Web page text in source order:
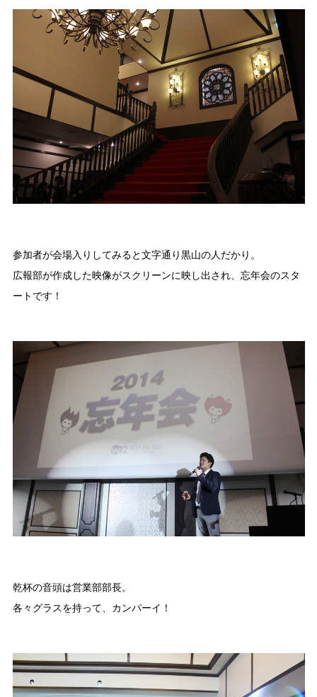
参加者が会場入りしてみると文字通り黒山の人だかり。
広報部が作成した映像がスクリーンに映し出され、忘年会のスタ
ートです！
乾杯の音頭は営業部部長。
各々グラスを持って、カンパーイ！